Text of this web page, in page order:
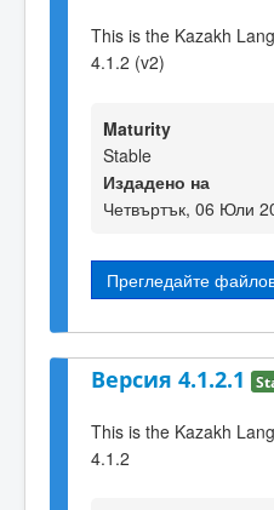
This is the Kazakh
4.1.2 (v2)
Maturity
Stable
Издадено на
Четвъртък, 06 Юли
Прегледайте
Версия 4.1.2.1
This is the Kazakh
4.1.2